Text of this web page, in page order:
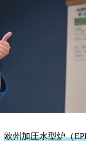
欧州加圧水型炉（